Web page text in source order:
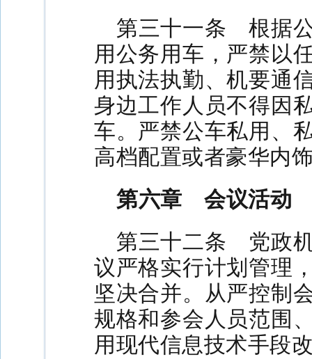
第三十一条 根据
用公务用车，严禁以
用执法执勤、机要通
身边工作人员不得因
车。严禁公车私用、
高档配置或者豪华内
第六章 会议活动
第三十二条 党政
议严格实行计划管理
坚决合并。从严控制
规格和参会人员范围
用现代信息技术手段